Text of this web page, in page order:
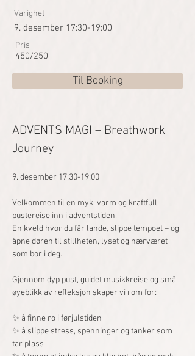
Varighet
9. desember 17:30-19:00
Pris
450/250
Til Booking
ADVENTS MAGI – Breathwork
Journey
9. desember 17:30-19:00
Velkommen til en myk, varm og kraftfull
pustereise inn i adventstiden.
En kveld hvor du får lande, slippe tempoet – og
åpne døren til stillheten, lyset og nærværet
som bor i deg.
Gjennom dyp pust, guidet musikkreise og små
øyeblikk av refleksjon skaper vi rom for:
✨ å finne ro i førjulstiden
✨ å slippe stress, spenninger og tanker som
tar plass